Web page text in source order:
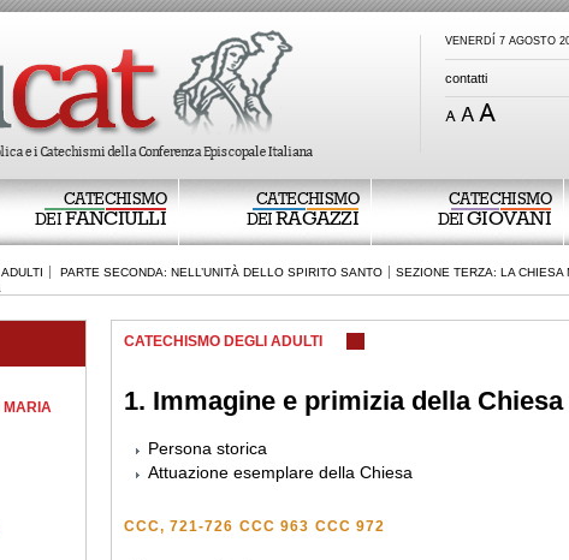
VENERDÍ 7 AGOSTO
contatti
CATECHISMO
DEIFANCIULLI
CATECHISMO
DEIRAGAZZI
CATECHISMO
DEIGIOVANI
PARTE SECONDA: NELL’UNITÀ DELLO SPIRITO SANTO SEZIONE TERZA: LA CHIESA
MARIA
CATECHISMO DEGLI ADULTI
1. Immagine e primizia della Chiesa
Persona storica
Attuazione esemplare della Chiesa
CCC, 721-726 CCC 963 CCC 972